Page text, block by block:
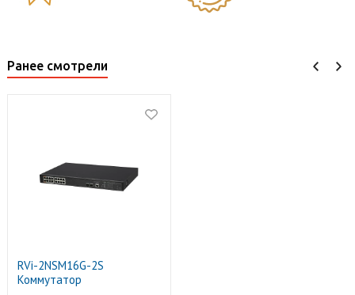
Ранее смотрели
RVi-2NSM16G-2S
Коммутатор